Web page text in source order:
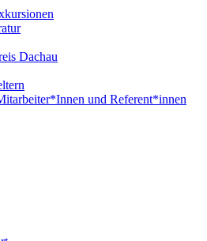
Dachau
und Referent*innen